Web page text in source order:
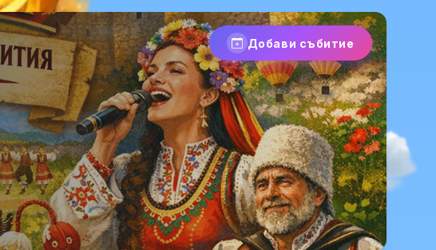
Добави събитие